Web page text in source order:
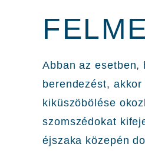
Abban az esetben,
berendezést,
kiküszöbölése
szomszédokat
éjszaka közepén